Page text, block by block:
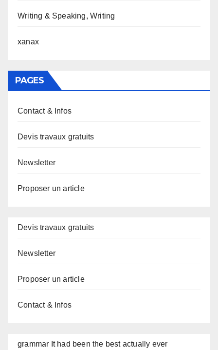
Writing & Speaking, Writing
xanax
PAGES
Contact & Infos
Devis travaux gratuits
Newsletter
Proposer un article
Devis travaux gratuits
Newsletter
Proposer un article
Contact & Infos
grammar It had been the best actually ever